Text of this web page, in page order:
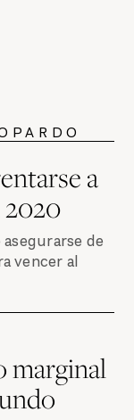
a
de
vencer al
marginal